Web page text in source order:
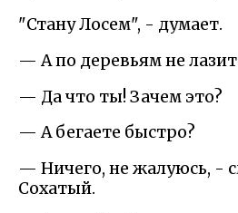
"Стану Лосем", - думает.
— А по деревьям не
— Да что ты! Зачем это?
— А бегаете быстро?
— Ничего, не жалуюсь, -
Сохатый.